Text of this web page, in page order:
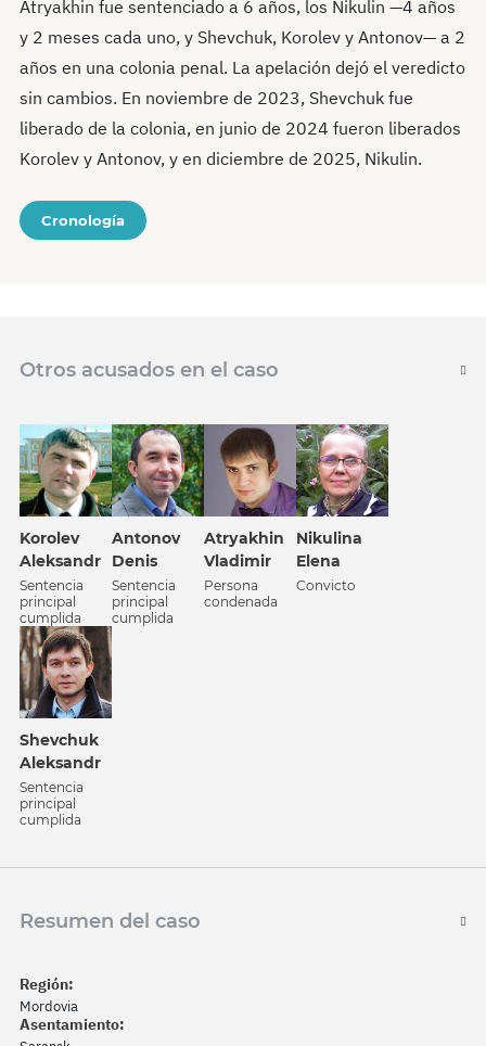
Atryakhin fue sentenciado a 6 años, los Nikulin —4 años
y 2 meses cada uno, y Shevchuk, Korolev y Antonov— a 2
años en una colonia penal. La apelación dejó el veredicto
sin cambios. En noviembre de 2023, Shevchuk fue
liberado de la colonia, en junio de 2024 fueron liberados
Korolev y Antonov, y en diciembre de 2025, Nikulin.
Cronología
Otros acusados en el caso
Korolev
Aleksandr
Sentencia
principal
cumplida
Antonov
Denis
Sentencia
principal
cumplida
Atrуakhin
Vladimir
Persona
condenada
Nikulina
Elena
Convicto
Shevchuk
Aleksandr
Sentencia
principal
cumplida
Resumen del caso
Región:
Mordovia
Asentamiento: